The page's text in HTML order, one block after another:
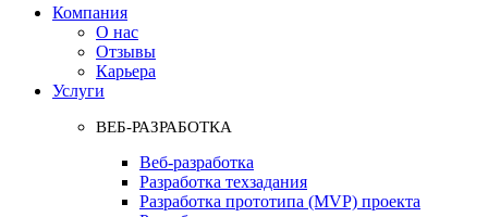
Компания
О нас
Отзывы
Карьера
Услуги
ВЕБ-РАЗРАБОТКА
Веб-разработка
Разработка техзадания
Разработка прототипа (MVP) проекта